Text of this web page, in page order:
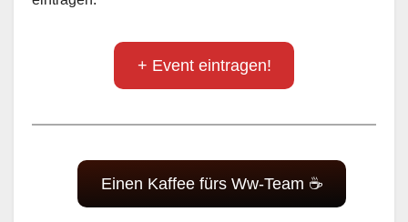
+ Event eintragen!
Einen Kaffee fürs Ww-Team ☕